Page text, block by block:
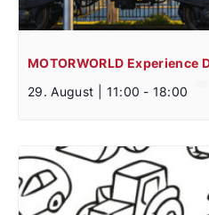
MOTORWORLD Experience
29. August | 11:00 - 18:00